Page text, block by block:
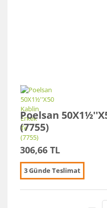
Poelsan
(7755)
306,66 TL
3 Günde Teslimat